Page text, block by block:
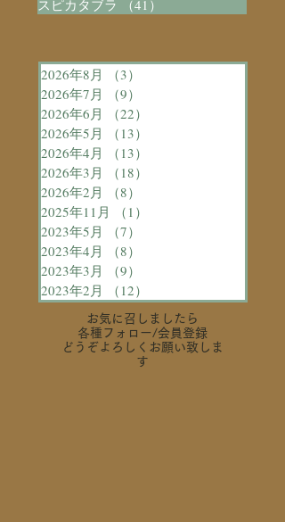
スピカタブラ （41）
2026年8月 （3）
2026年7月
（9）
2026年6月
（22）
2026年5月
（13）
2026年4月
（13）
2026年3月
（18）
2026年2月
（8）
2025年11月
（1）
2023年5月
（7）
2023年4月
（8）
2023年3月
（9）
2023年2月
（12）
お気に召しましたら
各種フォロー/会員登録
どうぞよろしくお願い致しま
す